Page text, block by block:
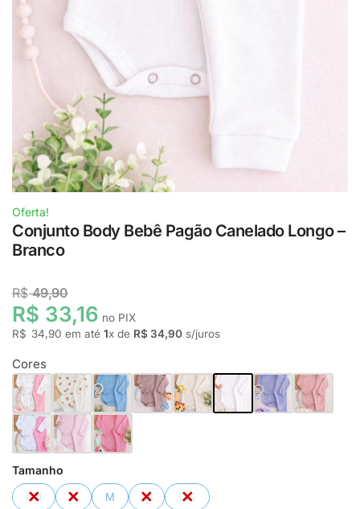
Oferta!
Conjunto Body Bebê Pagão Canelado Longo –
Branco
R$49,90
R$ 33,16 no PIX
R$ 34,90 em até 1x de R$ 34,90 s/juros
Cores
Tamanho
RN P M G GG